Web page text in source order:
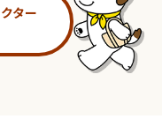
ター